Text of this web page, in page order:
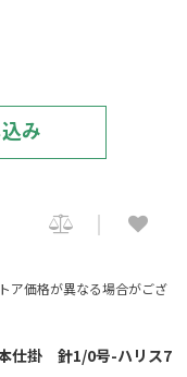
み
ア価格が異なる場合がござ
仕掛 針1/0号-ハリス7